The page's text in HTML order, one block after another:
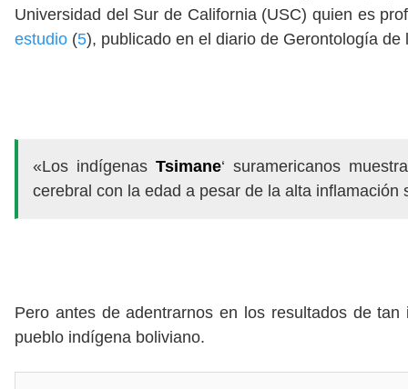
Universidad del Sur de California (USC) quien es
estudio (5), publicado en el diario de Gerontología
«Los indígenas Tsimane‘ suramericanos
cerebral con la edad a pesar de la alta inflamación
Pero antes de adentrarnos en los resultados de
pueblo indígena boliviano.